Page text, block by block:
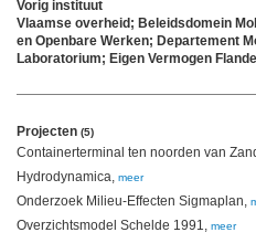
Vorig instituut
Vlaamse overheid; Beleidsdomein
en Openbare Werken; Departement
Laboratorium; Eigen Vermogen
Projecten (5)
Containerterminal ten noorden van
Hydrodynamica, meer
Onderzoek Milieu-Effecten Sigmaplan,
Overzichtsmodel Schelde 1991, meer